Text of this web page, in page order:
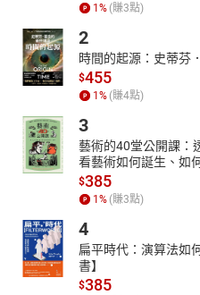
1% (賺3點)
2
時間的起源：史蒂芬
$455
1% (賺4點)
3
藝術的40堂公開課：
看藝術如何誕生、如
$385
1% (賺3點)
4
扁平時代：演算法如
書】
$385